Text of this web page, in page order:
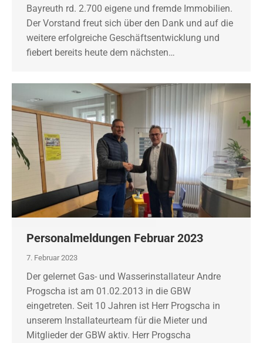
Bayreuth rd. 2.700 eigene und fremde Immobilien.
Der Vorstand freut sich über den Dank und auf die
weitere erfolgreiche Geschäftsentwicklung und
fiebert bereits heute dem nächsten…
Personalmeldungen Februar 2023
7. Februar 2023
Der gelernet Gas- und Wasserinstallateur Andre
Progscha ist am 01.02.2013 in die GBW
eingetreten. Seit 10 Jahren ist Herr Progscha in
unserem Installateurteam für die Mieter und
Mitglieder der GBW aktiv. Herr Progscha